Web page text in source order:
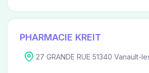
PHARMACIE KREIT
27 GRANDE RUE 51340 Vanault-